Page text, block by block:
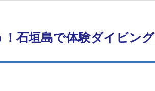
！石垣島で体験ダイビン